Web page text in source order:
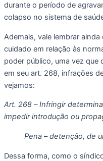
durante o período de
colapso no sistema de
Ademais, vale lembrar
cuidado em relação às
poder público, uma vez que
em seu art. 268, infrações
vejamos:
Art. 268 – Infringir
impedir introdução ou
Pena – detenção, de
Dessa forma, como o